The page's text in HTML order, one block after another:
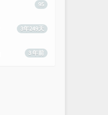
95
3年249天
3 年前